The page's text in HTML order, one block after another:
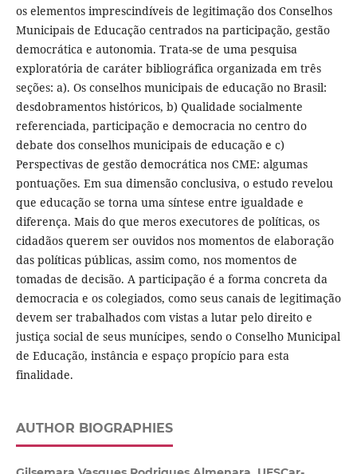
os elementos imprescindíveis de legitimação dos Conselhos
Municipais de Educação centrados na participação, gestão
democrática e autonomia. Trata-se de uma pesquisa
exploratória de caráter bibliográfica organizada em três
seções: a). Os conselhos municipais de educação no Brasil:
desdobramentos históricos, b) Qualidade socialmente
referenciada, participação e democracia no centro do
debate dos conselhos municipais de educação e c)
Perspectivas de gestão democrática nos CME: algumas
pontuações. Em sua dimensão conclusiva, o estudo revelou
que educação se torna uma síntese entre igualdade e
diferença. Mais do que meros executores de políticas, os
cidadãos querem ser ouvidos nos momentos de elaboração
das políticas públicas, assim como, nos momentos de
tomadas de decisão. A participação é a forma concreta da
democracia e os colegiados, como seus canais de legitimação
devem ser trabalhados com vistas a lutar pelo direito e
justiça social de seus munícipes, sendo o Conselho Municipal
de Educação, instância e espaço propício para esta
finalidade.
AUTHOR BIOGRAPHIES